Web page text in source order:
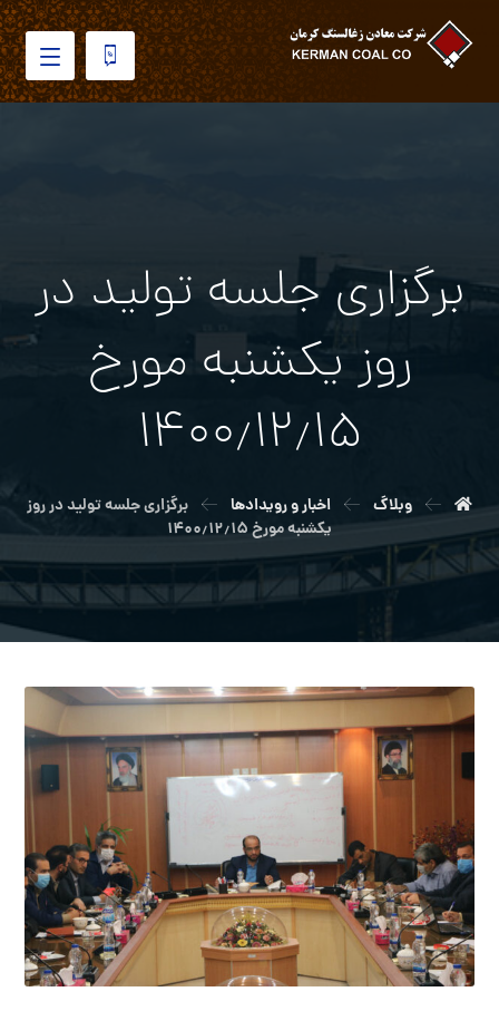
برگزاری جلسه تولید در
روز یکشنبه مورخ
۱۴۰۰٫۱۲٫۱۵
وبلاگ اخبار و رویدادها
برگزاری جلسه تولید در روز
یکشنبه مورخ ۱۴۰۰٫۱۲٫۱۵